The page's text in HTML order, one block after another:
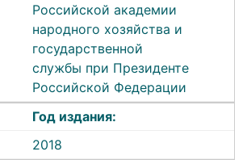
Российской академии
народного хозяйства и
государственной
службы при Президенте
Российской Федерации
Год издания:
2018